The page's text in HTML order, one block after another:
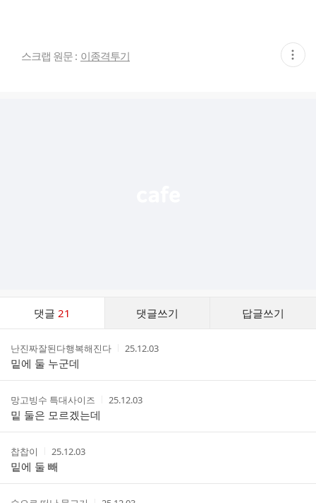
스크랩 원문 : 이종격투기 현
재
댓글21 댓글쓰기 답글쓰기
스
작
성
자
난진짜잘된다행복해진다
작
간
25.12.03
밑에 둘 누군데
작
성
자
망고빙수 특대사이즈
작
간
25.12.03
밑 둘은 모르겠는데
작
성
자
찹찹이
작
성
시
간
25.12.03
밑에 둘 빼